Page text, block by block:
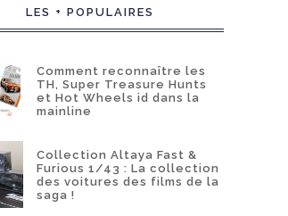
LES + POPULAIRES
Comment reconnaître les
TH, Super Treasure Hunts
et Hot Wheels id dans la
mainline
Collection Altaya Fast &
Furious 1/43 : La collection
des voitures des films de la
saga !